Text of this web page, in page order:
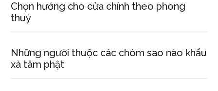
Chọn hướng cho cửa chính theo phong
thuỷ
Những người thuộc các chòm sao nào khẩu
xà tâm phật